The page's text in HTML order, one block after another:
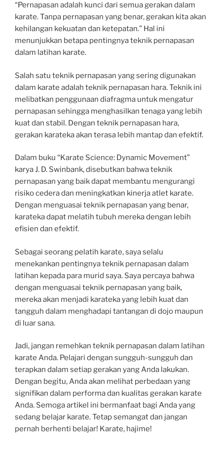
“Pernapasan adalah kunci dari semua gerakan dalam
karate. Tanpa pernapasan yang benar, gerakan kita akan
kehilangan kekuatan dan ketepatan.” Hal ini
menunjukkan betapa pentingnya teknik pernapasan
dalam latihan karate.
Salah satu teknik pernapasan yang sering digunakan
dalam karate adalah teknik pernapasan hara. Teknik ini
melibatkan penggunaan diafragma untuk mengatur
pernapasan sehingga menghasilkan tenaga yang lebih
kuat dan stabil. Dengan teknik pernapasan hara,
gerakan karateka akan terasa lebih mantap dan efektif.
Dalam buku “Karate Science: Dynamic Movement”
karya J. D. Swinbank, disebutkan bahwa teknik
pernapasan yang baik dapat membantu mengurangi
risiko cedera dan meningkatkan kinerja atlet karate.
Dengan menguasai teknik pernapasan yang benar,
karateka dapat melatih tubuh mereka dengan lebih
efisien dan efektif.
Sebagai seorang pelatih karate, saya selalu
menekankan pentingnya teknik pernapasan dalam
latihan kepada para murid saya. Saya percaya bahwa
dengan menguasai teknik pernapasan yang baik,
mereka akan menjadi karateka yang lebih kuat dan
tangguh dalam menghadapi tantangan di dojo maupun
di luar sana.
Jadi, jangan remehkan teknik pernapasan dalam latihan
karate Anda. Pelajari dengan sungguh-sungguh dan
terapkan dalam setiap gerakan yang Anda lakukan.
Dengan begitu, Anda akan melihat perbedaan yang
signifikan dalam performa dan kualitas gerakan karate
Anda. Semoga artikel ini bermanfaat bagi Anda yang
sedang belajar karate. Tetap semangat dan jangan
pernah berhenti belajar! Karate, hajime!